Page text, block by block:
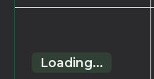
Loading...